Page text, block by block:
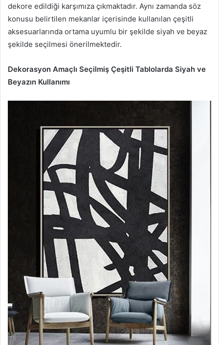
dekore edildiği karşımıza çıkmaktadır. Aynı zamanda söz
konusu belirtilen mekanlar içerisinde kullanılan çeşitli
aksesuarlarında ortama uyumlu bir şekilde siyah ve beyaz
şekilde seçilmesi önerilmektedir.
Dekorasyon Amaçlı Seçilmiş Çeşitli Tablolarda Siyah ve
Beyazın Kullanımı